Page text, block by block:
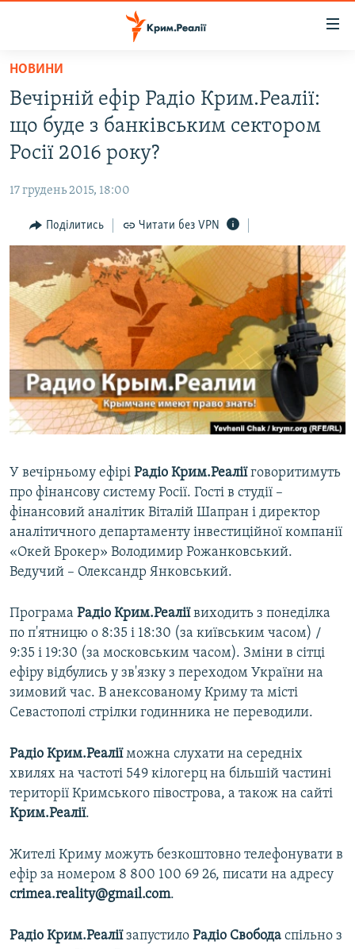
Перейти
основного
матеріалу
Перейти
до
основної
навігації
Перейти
до
пошуку
ВОДА.КРИМ
ВІДЕО ТА ФОТО
БЛОГИ
ПОГЛЯД
ВСЕ ЗА ДЕНЬ
СПЕЦПРОЕКТИ
ДЕПОРТАЦІЯ
ВІДЕОУРОКИ «ELIFBE»
СВІДЧЕННЯ ОКУПАЦІЇ
УКРАЇНСЬКА ПРОБЛЕМА КРИМУ
ЯК ОБІЙТИ БЛОКУВАННЯ
Русский
Qırımtatar
Усі сайти RFE/RL
НОВИНИ
Вечірній ефір Радіо Крим.Реалії:
що буде з банківським сектором
Росії 2016 року?
17 грудень 2015, 18:00
Поділитись Читати без VPN
У вечірньому ефірі Радіо Крим.Реаліїговоритимуть
про фінансову систему Росії. Гості в студії –
фінансовий аналітик Віталій Шапран і директор
аналітичного департаменту інвестиційної компанії
«Окей Брокер» Володимир Рожанковський.
Ведучий – Олександр Янковський.
Програма Радіо Крим.Реаліївиходить з понеділка
по п'ятницю о 8:35 і 18:30 (за київським часом) /
9:35 і 19:30 (за московським часом). Зміни в сітці
ефіру відбулись у зв'язку з переходом України на
зимовий час. В анексованому Криму та місті
Севастополі стрілки годинника не переводили.
Радіо Крим.Реаліїможна слухати на середніх
хвилях на частоті 549 кілогерц на більшій частині
території Кримського півострова, а також на сайті
Крим.Реалії.
Жителі Криму можуть безкоштовно телефонувати в
ефір за номером 8 800 100 69 26, писати на адресу
crimea.reality@gmail.com.
Радіо Крим.Реаліїзапустило Радіо Свобода спільно з